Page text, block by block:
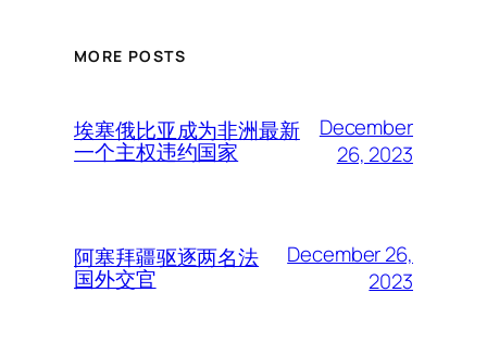
MORE POSTS
埃塞俄比亚成为非洲最新
一个主权违约国家
December
26, 2023
阿塞拜疆驱逐两名法
国外交官
December 26,
2023